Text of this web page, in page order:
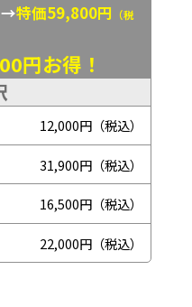
→特価59,800円
（税
円お得！
12,000円（税込）
31,900円（税込）
16,500円（税込）
22,000円（税込）